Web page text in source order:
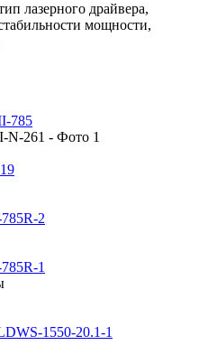
лазерного драйвера,
мощности,
785
2
1
1550-20.1-1